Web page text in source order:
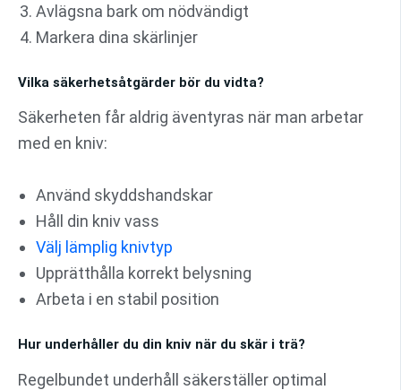
Avlägsna bark om nödvändigt
Markera dina skärlinjer
Vilka säkerhetsåtgärder bör du vidta?
Säkerheten får aldrig äventyras när man arbetar
med en kniv:
Använd skyddshandskar
Håll din kniv vass
Välj lämplig knivtyp
Upprätthålla korrekt belysning
Arbeta i en stabil position
Hur underhåller du din kniv när du skär i trä?
Regelbundet underhåll säkerställer optimal